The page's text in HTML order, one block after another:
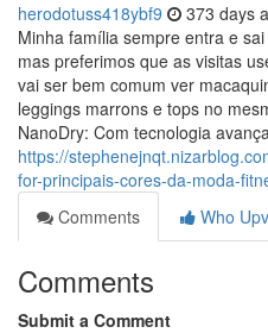
herodotuss418ybf9 373 days
Minha família sempre entra e
mas preferimos que as visitas
vai ser bem comum ver
leggings marrons e tops no
NanoDry: Com tecnologia
https://
for-principais-cores-da-moda-
Comments
Who
Comments
Submit a Comment